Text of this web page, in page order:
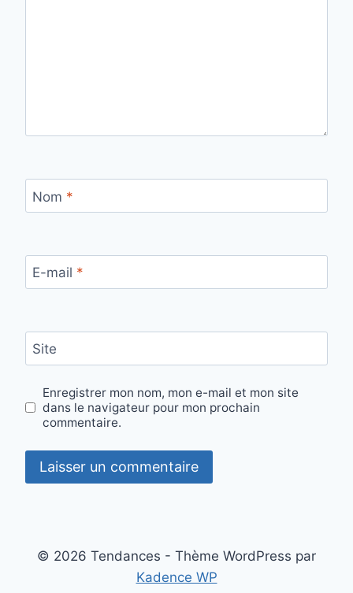
Nom *
E-mail *
Site
Enregistrer mon nom, mon e-mail et mon site
dans le navigateur pour mon prochain
commentaire.
© 2026 Tendances - Thème WordPress par
Kadence WP